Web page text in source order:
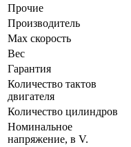
Прочие
Производитель
Max скорость
Вес
Гарантия
Количество тактов
двигателя
Количество цилиндров
Номинальное
напряжение, в V.